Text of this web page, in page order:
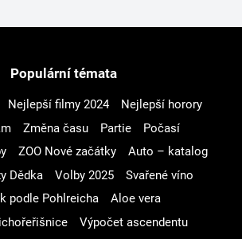
Populární témata
Nejlepší filmy 2024
Nejlepší horory
Změna času Partie
Počasí
ZOO Nové začátky
Auto – katalog
Dědka
Volby 2025
Svařené víno
podle Pohlreicha
Aloe vera
Výpočet ascendentu